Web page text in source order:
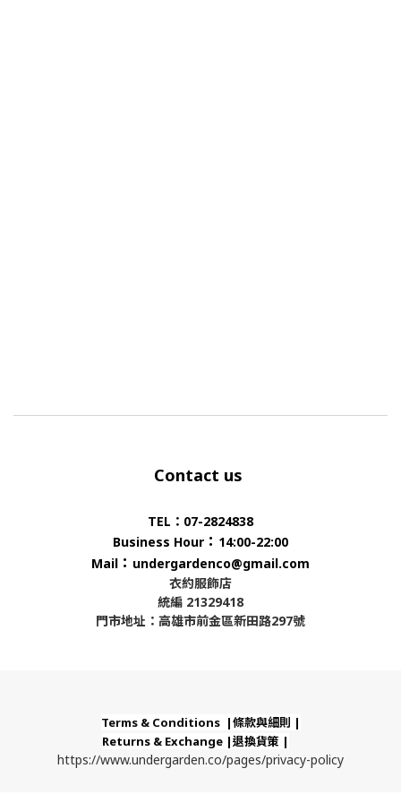
Contact us
TEL：07-2824838
Business Hour ： 14:00-22:00
Mail ： undergardenco@gmail.com
衣約服飾店
統編 21329418
門市地址：高雄市前金區新田路297號
Terms & Conditions |條款與細則 |
Returns & Exchange |退換貨策 |
https://www.undergarden.co/pages/privacy-policy